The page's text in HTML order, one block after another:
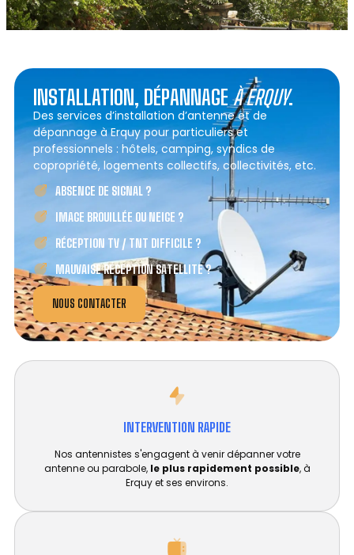
INSTALLATION, DÉPANNAGEÀ ERQUY.
Des services d’installation d’antenne et de
dépannage à Erquy pour particuliers et
professionnels : hôtels, camping, syndics de
copropriété, logements collectifs, collectivités, etc.
ABSENCE DE SIGNAL ?
IMAGE BROUILLÉE OU NEIGE ?
RÉCEPTION TV / TNT DIFFICILE ?
MAUVAISE RÉCEPTION SATELLITE ?
NOUS CONTACTER
INTERVENTION RAPIDE
Nos antennistes s'engagent à venir dépanner votre
antenne ou parabole, le plus rapidement possible, à
Erquy et ses environs.